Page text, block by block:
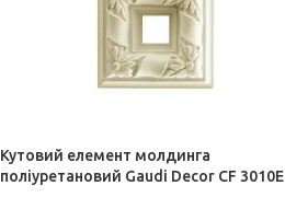
Кутовий елемент молдинга
поліуретановий Gaudi Decor CF 3010E